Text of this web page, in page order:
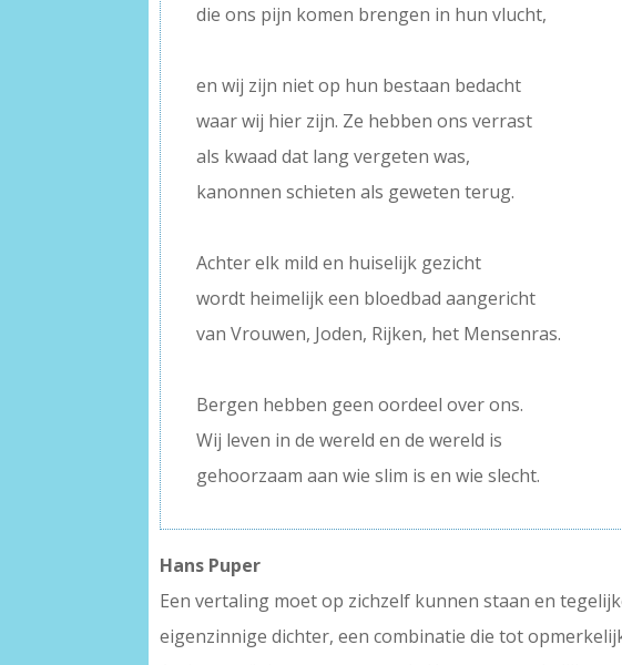
die ons pijn komen brengen in hun vlucht,
en wij zijn niet op hun bestaan bedacht
waar wij hier zijn. Ze hebben ons verrast
als kwaad dat lang vergeten was,
kanonnen schieten als geweten terug.
Achter elk mild en huiselijk gezicht
wordt heimelijk een bloedbad aangericht
van Vrouwen, Joden, Rijken, het Mensenras.
Bergen hebben geen oordeel over ons.
Wij leven in de wereld en de wereld is
gehoorzaam aan wie slim is en wie slecht.
Hans Puper
Een vertaling moet op zichzelf kunnen staan en
eigenzinnige dichter, een combinatie die tot